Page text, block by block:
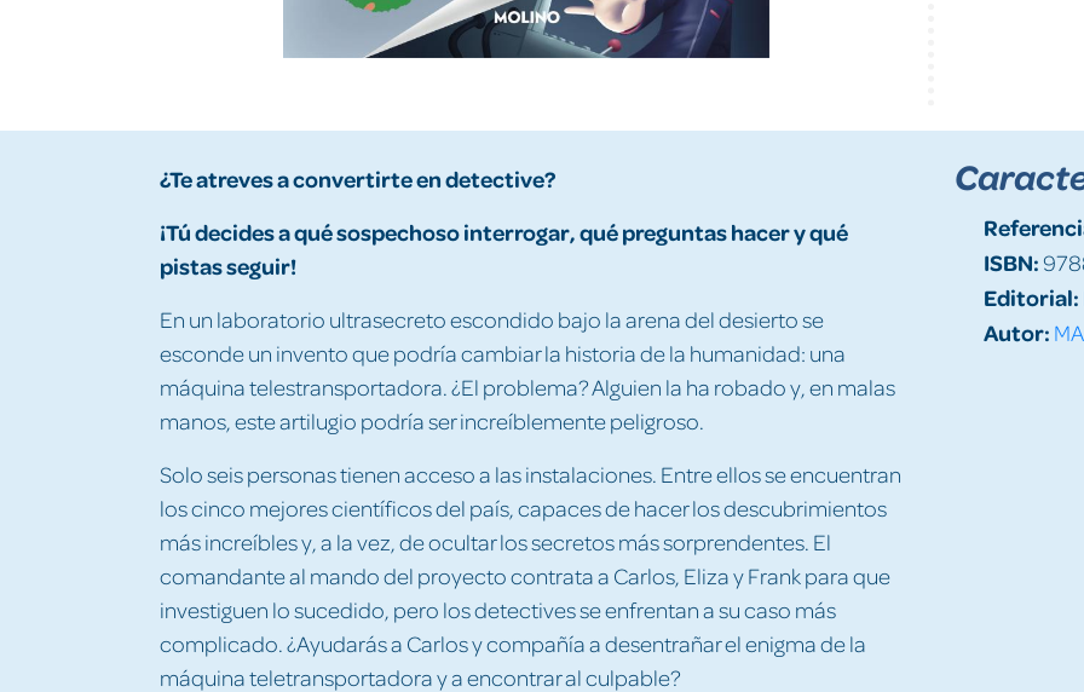
¿Te atreves a convertirte en detective?
¡Tú decides a qué sospechoso interrogar, qué preguntas hacer y qué
pistas seguir!
En un laboratorio ultrasecreto escondido bajo la arena del desierto se
esconde un invento que podría cambiar la historia de la humanidad: una
máquina telestransportadora. ¿El problema? Alguien la ha robado y, en malas
manos, este artilugio podría ser increíblemente peligroso.
Solo seis personas tienen acceso a las instalaciones. Entre ellos se encuentran
los cinco mejores científicos del país, capaces de hacer los descubrimientos
más increíbles y, a la vez, de ocultar los secretos más sorprendentes. El
comandante al mando del proyecto contrata a Carlos, Eliza y Frank para que
investiguen lo sucedido, pero los detectives se enfrentan a su caso más
complicado. ¿Ayudarás a Carlos y compañía a desentrañar el enigma de la
máquina teletransportadora y a encontrar al culpable?
ISBN:
Editorial:
Autor: